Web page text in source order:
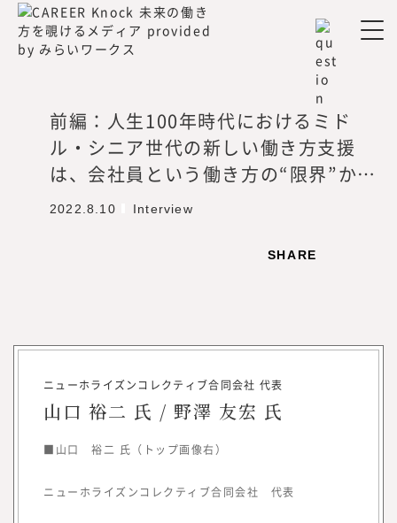
経て、47都道府県を旅する過程で「日本
を元気にしたいという思いが強くなり、
起業を決意。2012年、みらいワークスを
設立し、2017年に東証マザーズ（現・東
証グロース）上場を果たす。
『みらいワークス総合研究所』を運営する株
式会社みらいワークスは、「日本のみらいの
為に挑戦する人を増やす」をミッション、
ステムを創造する」をビジョンに掲げ、人生
を展開しています。
2022年7月に、プロフェッショナル人材の働
き方やキャリアに関する調査・研究機関『み
らいワークス総合研究所』を立ち上げ、メデ
ィア『CAREER Knock 』にて、プロフェッ
ての情報を提供してきました。
前編：人生100年時代におけるミド
ル・シニア世代の新しい働き方支援
は、会社員という働き方の“限界”から
生まれた
2022.8.10 Interview
SHARE
ニューホライズンコレクティブ合同会社 代表
山口 裕二 氏 / 野澤 友宏 氏
■山口 裕二 氏（トップ画像右）
ニューホライズンコレクティブ合同会社 代表